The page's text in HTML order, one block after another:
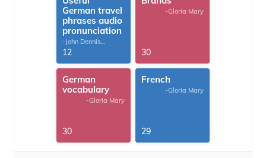
German travel
phrases audio
pronunciation
-John Dennis
G.Thomas
12
-Gloria Mary
30
German
vocabulary
-Gloria Mary
30
French
-Gloria Mary
29